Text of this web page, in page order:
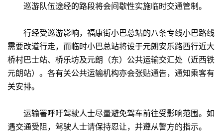
巡游队伍途经的路段将会间歇性实施临时交通管制。
行经受巡游影响，福康街小巴总站的八条专线小巴路线
需要改道行走，而临时小巴总站将设于元朗安乐路西行近大
桥村巴士站、桥乐坊及元朗（东）公共运输交汇处（近西铁
元朗站）。各有关公共运输机构亦会张贴通告，通知乘客有
关安排。
运输署呼吁驾驶人士尽量避免驾车前往受影响范围。如
遇交通受阻，驾驶人士请保持忍让，并遵从警方的指示。